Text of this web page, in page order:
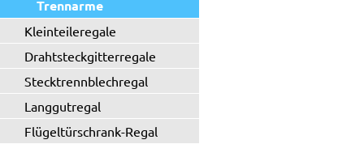
Trennarme
Kleinteileregale
Drahtsteckgitterregale
Stecktrennblechregal
Langgutregal
Flügeltürschrank-Regal